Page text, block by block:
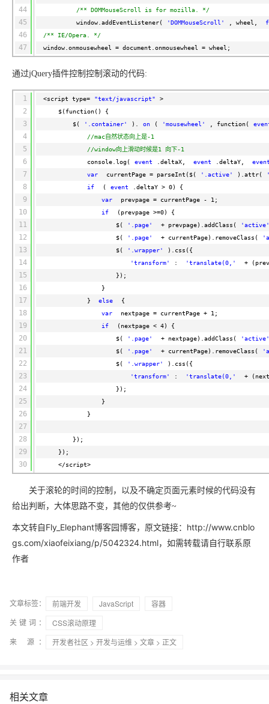
44
45
46
47
/** DOMMouseScroll is for mozilla. */
window.addEventListener(
'DOMMouseScroll' , wheel,
/** IE/Opera. */
window.onmousewheel = document.onmousewheel = wheel;
通过jQuery插件控制控制滚动的代码:
1
2
3
4
5
6
7
8
9
10
11
12
13
14
15
16
17
18
19
20
21
22
23
24
25
26
27
28
29
30
<script type= "text/javascript"
>
$(function() {
$(
'.container' ). on ( 'mousewheel' , function(
//mac自然状态向上是-1
//window向上滑动时候是1 向下-1
console.log(
event .deltaX, event .deltaY,
var
currentPage = parseInt($( '.active' ).attr(
if
( event
.deltaY > 0) {
var
prevpage = currentPage - 1;
if
(prevpage >=0) {
$(
'.page' + prevpage).addClass(
'active'
$(
'.page' + currentPage).removeClass(
$(
'.wrapper'
).css({
'transform'
: 'translate(0,'
+
});
}
}
else
{
var
nextpage = currentPage + 1;
if
(nextpage < 4) {
$(
'.page' + nextpage).addClass(
'active'
$(
'.page' + currentPage).removeClass(
$(
'.wrapper'
).css({
'transform'
: 'translate(0,'
+
});
}
}
});
});
</script>
关于滚轮的时间的控制，以及不确定页面元素时候的代码没有
给出判断，大体思路不变，其他的仅供参考~
本文转自Fly_Elephant博客园博客，原文链接：http://www.cnblo
gs.com/xiaofeixiang/p/5042324.html，如需转载请自行联系原
作者
文章标签： 前端开发 JavaScript
容器
关键词：
CSS滚动原理
来 源：
开发者社区 > 开发与运维 > 文章 > 正文
相关文章